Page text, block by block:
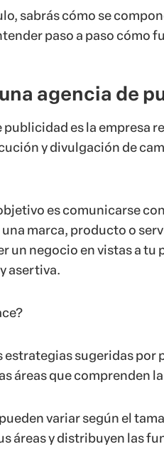
sabrás cómo se
paso a paso cómo
agencia de
publicidad es la empresa
y divulgación de
es comunicarse
marca, producto o
un negocio en vistas a
asertiva.
estrategias sugeridas por
áreas que comprenden
variar según el
áreas y distribuyen las